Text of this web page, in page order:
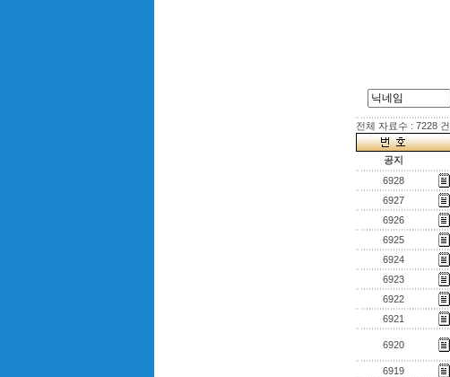
전체 자료수 : 7228 건
공지
6928
6927
6926
6925
6924
6923
6922
6921
6920
6919